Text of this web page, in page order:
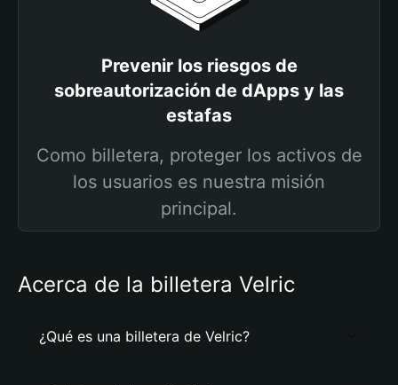
Prevenir los riesgos de
sobreautorización de dApps y las
estafas
Como billetera, proteger los activos de
los usuarios es nuestra misión
principal.
Acerca de la billetera Velric
¿Qué es una billetera de Velric?